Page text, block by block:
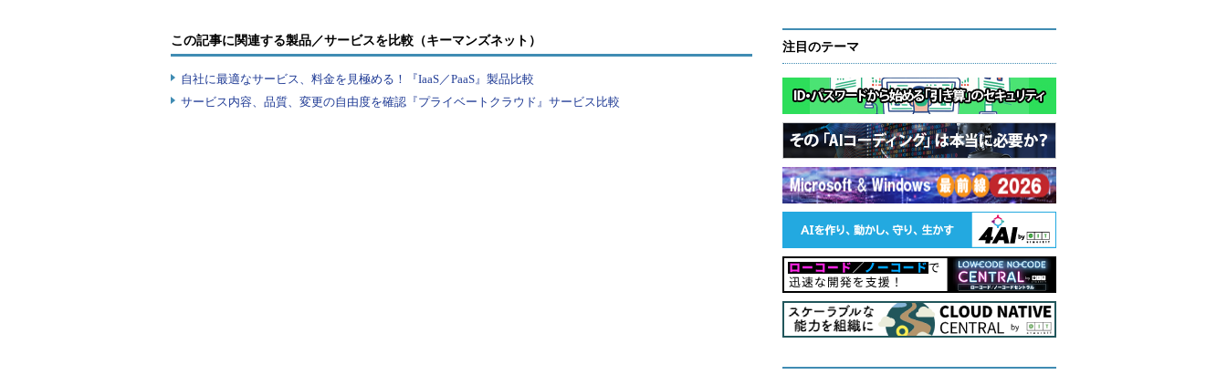
「Microsoft AppSource」のWebサイト
AppSourceには2016年7月現在、200種類以上のビジネスアプリ、アドイン、コンテンツ
この記事に関連する製品／サービスを比較（キーマンズネット）
自社に最適なサービス、料金を見極める！『IaaS／PaaS』製品比較
サービス内容、品質、変更の自由度を確認『プライベートクラウド』サービス比較
注目のテーマ